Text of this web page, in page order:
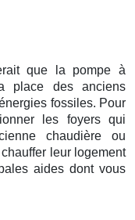
que la pompe à
place des anciens
fossiles. Pour
les foyers qui
chaudière ou
leur logement
aides dont vous